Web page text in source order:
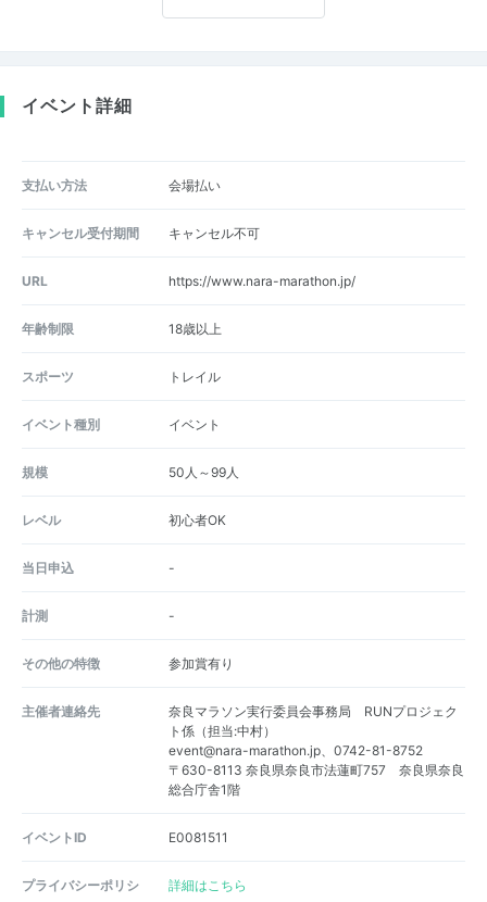
イベント詳細
支払い方法 会場払い
キャンセル受付期間 キャンセル不可
URL https://www.nara-marathon.jp/
年齢制限 18歳以上
スポーツ トレイル
イベント種別 イベント
規模 50人～99人
レベル 初心者OK
当日申込 -
計測 -
その他の特徴 参加賞有り
主催者連絡先
奈良マラソン実行委員会事務局 RUNプロジェク
ト係（担当:中村）
event@nara-marathon.jp、0742-81-8752
〒630-8113 奈良県奈良市法蓮町757 奈良県奈良
総合庁舎1階
イベントID E0081511
プライバシーポリシ
詳細はこちら